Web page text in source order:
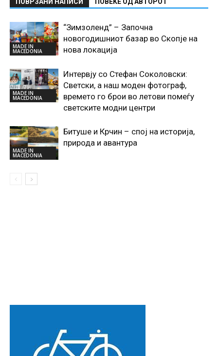
ПОВРЗАНИ НАПИСИ ПОВЕЌЕ ОД АВТОРОТ
MADE IN
MACEDONIA
“Зимзоленд” – Започна
новогодишниот базар во Скопје на
нова локација
MADE IN
MACEDONIA
Интервју со Стефан Соколовски:
Светски, а наш моден фотограф,
времето го брои во летови помеѓу
светските модни центри
MADE IN
MACEDONIA
Битуше и Крчин – спој на историја,
природа и авантура